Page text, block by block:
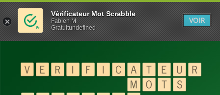
Vérificateur Mot Scrabble
Fabien M
Gratuitundefined
VOIR